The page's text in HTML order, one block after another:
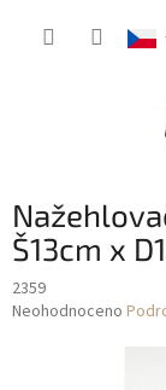
Š13cm x
2359
Průměrné
Neohodnoceno